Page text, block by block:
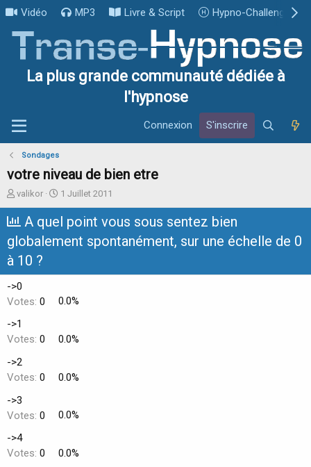
Vidéo MP3 Livre & Script Hypno-Challenge
La plus grande communauté dédiée à
l'hypnose
Connexion S'inscrire
Sondages
votre niveau de bien etre
I
i
a
e
u
r
d
e
l
d
i
c
u
s
i
valikor
D
t
d
u
1 Juillet 2011
A quel point vous sous sentez bien
globalement spontanément, sur une échelle de 0
à 10 ?
->0
Votes: 0
0.0%
->1
Votes: 0
0.0%
->2
Votes: 0
0.0%
->3
Votes: 0
0.0%
->4
Votes: 0
0.0%